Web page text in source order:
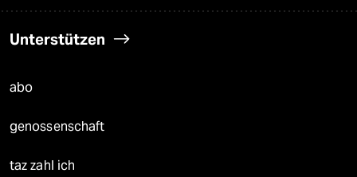
Unterstützen
abo
genossenschaft
taz zahl ich